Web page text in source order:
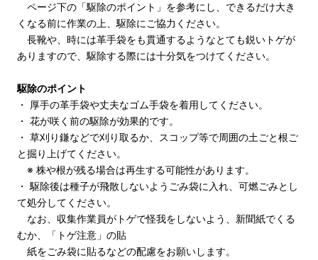
ページ下の「駆除のポイント」を参考にし、できるだけ大き
くなる前に作業の上、駆除にご協力ください。
長靴や、時には革手袋をも貫通するようなとても鋭いトゲが
ありますので、駆除する際には十分気をつけてください。
駆除のポイント
・ 厚手の革手袋や丈夫なゴム手袋を着用してください。
・ 花が咲く前の駆除が効果的です。
・ 草刈り鎌などで刈り取るか、スコップ等で周囲の土ごと根ご
と掘り上げてください。
※ 株や根が残る場合は再生する可能性があります。
・ 駆除後は種子が飛散しないようごみ袋に入れ、可燃ごみとし
て処分してください。
なお、収集作業員がトゲで怪我をしないよう、新聞紙でくる
むか、「トゲ注意」の貼
紙をごみ袋に貼るなどの配慮をお願いします。